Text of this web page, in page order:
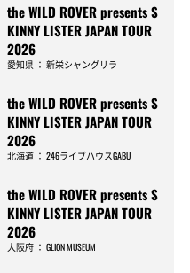
the WILD ROVER presents S
KINNY LISTER JAPAN TOUR
2026
愛知県 ：新栄シャングリラ
the WILD ROVER presents S
KINNY LISTER JAPAN TOUR
2026
北海道 ：246ライブハウスGABU
the WILD ROVER presents S
KINNY LISTER JAPAN TOUR
2026
大阪府 ：GLION MUSEUM